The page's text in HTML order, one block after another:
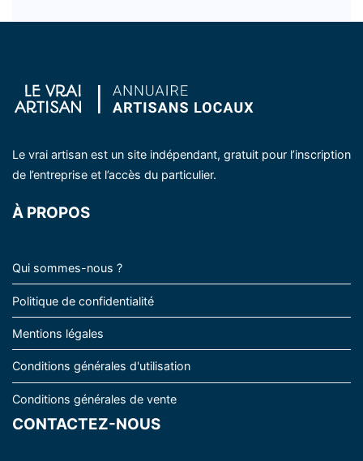
Le vrai artisan est un site indépendant, gratuit pour l’inscription
de l’entreprise et l’accès du particulier.
À PROPOS
Qui sommes-nous ?
Politique de confidentialité
Mentions légales
Conditions générales d'utilisation
Conditions générales de vente
CONTACTEZ-NOUS